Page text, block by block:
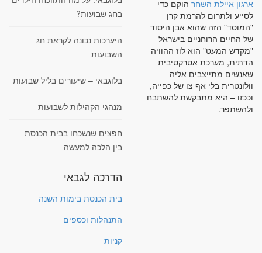
ארגון איילת השחר הוקם כדי
לסייע ולתרום להרמת קרן
"המוסד" הזה שהוא אבן היסוד
של החיים הרוחניים בישראל –
"מקדש המעט" הוא לוז ההוויה
הדתית, מערכת אטרקטיבית
שאנשים מתייצבים אליה
וולונטרית בלי אף צו של כפייה,
וככזו – היא מתבקשת להשתבח
ולהשתפר.
בחג שבועות?
היערכות נכונה לקראת חג
השבועות
בלוגבאי – שיעורים בליל שבועות
מנהגי הקהילות לשבועות
חפצים שנשכחו בבית הכנסת -
בין הלכה למעשה
הדרכה לגבאי
בית הכנסת בימות השנה
התנהלות וכספים
קניות